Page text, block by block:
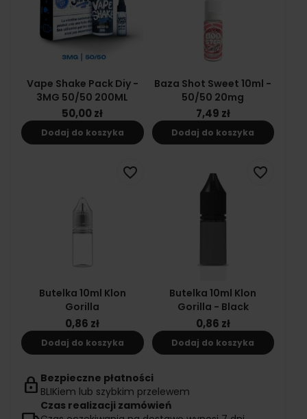
Vape Shake Pack Diy -
3MG 50/50 200ML
50,00 zł
Dodaj do koszyka
Baza Shot Sweet 10ml -
50/50 20mg
7,49 zł
Dodaj do koszyka
Butelka 10ml Klon
Gorilla
0,86 zł
Dodaj do koszyka
favorite_border
Butelka 10ml Klon
Gorilla - Black
0,86 zł
Dodaj do koszyka
favorite_border
lock Bezpieczne płatności
BLIKiem lub szybkim przelewem
Czas realizacji zamówień